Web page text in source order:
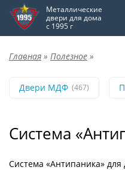
Металлические
двери для дома
с 1995 г
Главная » Полезное »
Двери МДФ (467)
Система
Система «Антипаника»